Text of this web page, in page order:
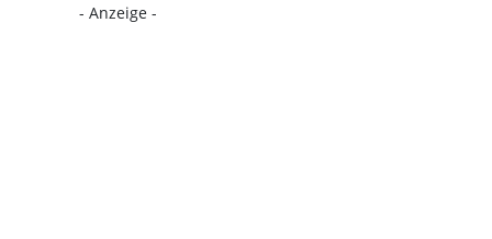
- Anzeige -